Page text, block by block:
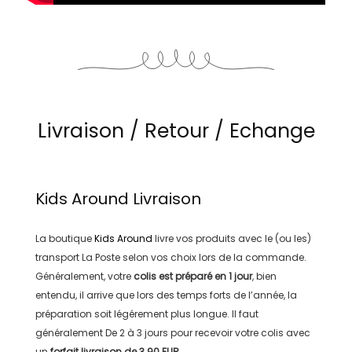
Livraison / Retour / Echange
Kids Around Livraison
La boutiqueKids Around livre vos produits avec le (ou les)
transportLa Posteselon vos choix lors de la commande.
Généralement, votre colis est préparé en1 jour, bien
entendu, il arrive que lors des temps forts de l’année, la
préparation soit légérement plus longue. Il faut
généralementDe 2 à 3 jours pour recevoir votre colis avec